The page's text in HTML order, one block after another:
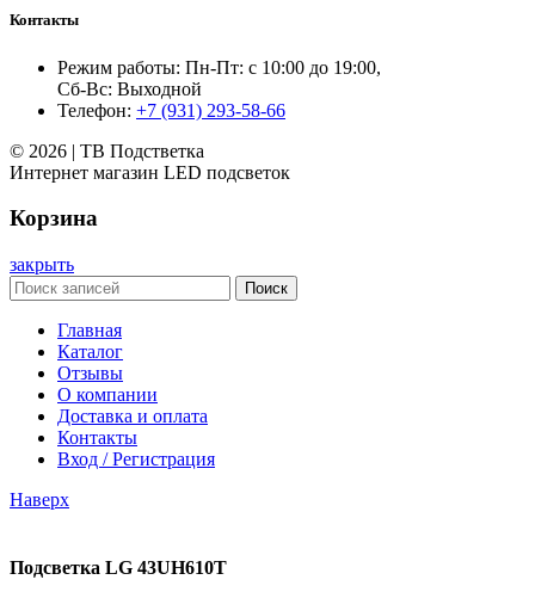
Контакты
Режим работы: Пн-Пт: с 10:00 до 19:00,
Сб-Вс: Выходной
Телефон: +7 (931) 293-58-66
© 2026 | ТВ Подстветка
Интернет магазин LED подсветок
Корзина
закрыть
Поиск
Главная
Каталог
Отзывы
О компании
Доставка и оплата
Контакты
Вход / Регистрация
Наверх
Подсветка LG 43UH610T